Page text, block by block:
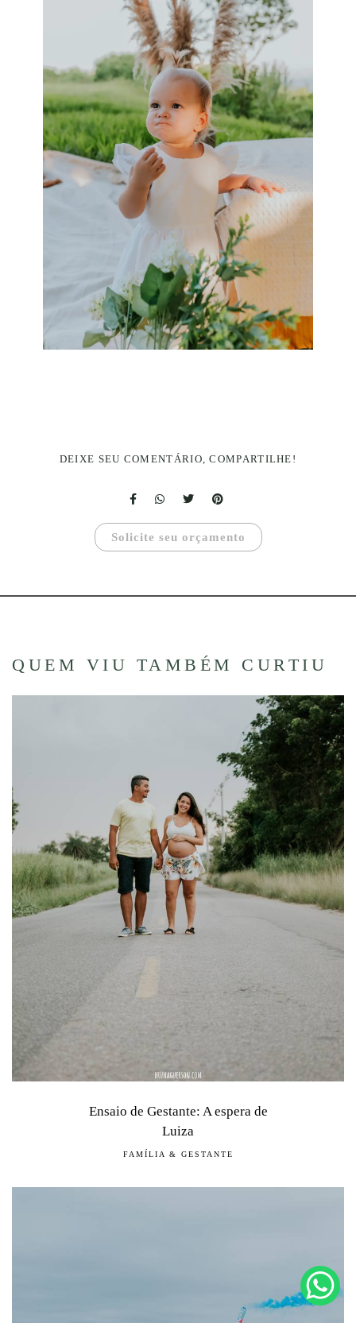
DEIXE SEU COMENTÁRIO, COMPARTILHE!
Solicite seu orçamento
QUEM VIU TAMBÉM CURTIU
Ensaio de Gestante: A espera de
Luiza
FAMÍLIA & GESTANTE